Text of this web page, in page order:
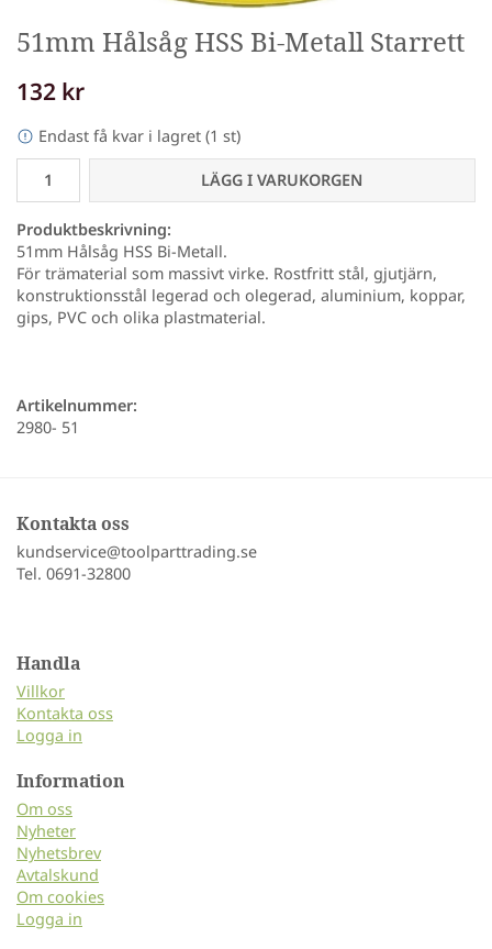
51mm Hålsåg HSS Bi-Metall Starrett
132 kr
Endast få kvar i lagret (1 st)
LÄGG I VARUKORGEN
Produktbeskrivning:
51mm Hålsåg HSS Bi-Metall.
För trämaterial som massivt virke. Rostfritt stål, gjutjärn,
konstruktionsstål legerad och olegerad, aluminium, koppar,
gips, PVC och olika plastmaterial.
Artikelnummer:
2980- 51
Kontakta oss
kundservice@toolparttrading.se
Tel. 0691-32800
Handla
Villkor
Kontakta oss
Logga in
Information
Om oss
Nyheter
Nyhetsbrev
Avtalskund
Om cookies
Logga in